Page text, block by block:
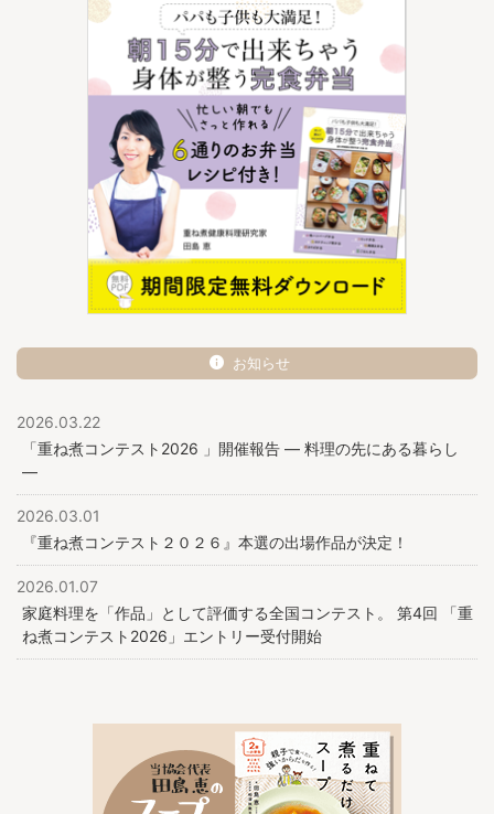
お知らせ
2026.03.22
「重ね煮コンテスト2026 」開催報告 ― 料理の先にある暮らし
―
2026.03.01
『重ね煮コンテスト２０２６』本選の出場作品が決定！
2026.01.07
家庭料理を「作品」として評価する全国コンテスト。 第4回 「重
ね煮コンテスト2026」エントリー受付開始